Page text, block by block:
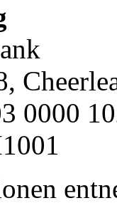
0000